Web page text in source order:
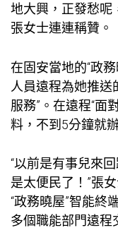
地大興，正發愁呢
張女士連連稱贊。
在固安當地的“政
人員遠程為她推送
服務”。在遠程“面
料，不到5分鐘就
“以前是有事兒來
是太便民了！”張
“政務曉屋”智能終
多個職能部門遠程